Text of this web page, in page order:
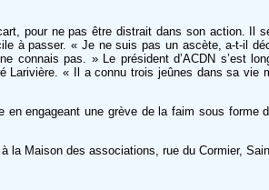
pour ne pas être distrait dans son action. Il
à passer. « Je ne suis pas un ascète, a-t-il
connais pas. » Le président d’ACDN s’est
Larivière. « Il a connu trois jeûnes dans sa vie
engageant une grève de la faim sous forme
la Maison des associations, rue du Cormier,